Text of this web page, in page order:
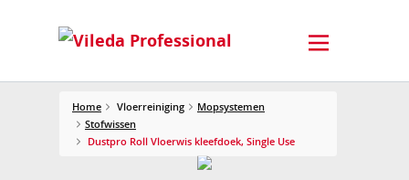
Home Vloerreiniging
Mopsystemen
Stofwissen
Dustpro Roll Vloerwis kleefdoek, Single Use